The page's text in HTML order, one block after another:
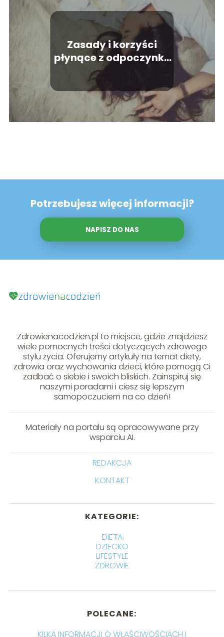
Zasady i korzyści
płynące z odpoczynku
biernego i czynnego
Potrzebujesz więcej informacji?
NAPISZ DO NAS
Zdrowienacodzien.pl to miejsce, gdzie znajdziesz
wiele pomocnych treści dotyczących zdrowego
stylu życia. Oferujemy artykuły na temat diety,
zdrowia oraz wychowania dzieci, które pomogą Ci
zadbać o siebie i swoich bliskich. Zainspiruj się
naszymi poradami i ciesz się lepszym
samopoczuciem na co dzień!
Materiały na portalu są opracowywane przy
wsparciu AI.
REDAKCJA
KONTAKT
KATEGORIE:
DIETA
DZIECKO
LIFESTYLE
ZDROWIE
POLECANE:
KILKA INFORMACJI O WŁAŚCIWOŚCIACH I